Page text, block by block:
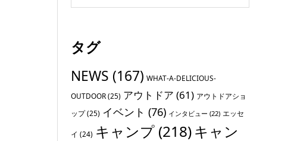
タグ
NEWS (167) WHAT-A-DELICIOUS-
OUTDOOR(25) アウトドア (61) アウトドアショ
ップ(25) イベント (76) インタビュー (22) エッセ
イ (24) キャンプ (218)キャン